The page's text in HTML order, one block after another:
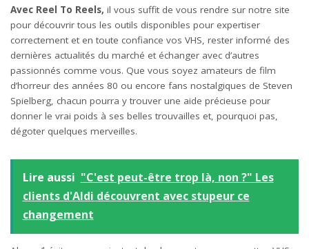
Avec Reel To Reels, il vous suffit de vous rendre sur notre site
pour découvrir tous les outils disponibles pour expertiser
correctement et en toute confiance vos VHS, rester informé des
dernières actualités du marché et échanger avec d’autres
passionnés comme vous. Que vous soyez amateurs de film
d’horreur des années 80 ou encore fans nostalgiques de Steven
Spielberg, chacun pourra y trouver une aide précieuse pour
donner le vrai poids à ses belles trouvailles et, pourquoi pas,
dégoter quelques merveilles.
Lire aussi "C'est peut-être trop là, non ?" Les
clients d'Aldi découvrent avec stupeur ce
changement